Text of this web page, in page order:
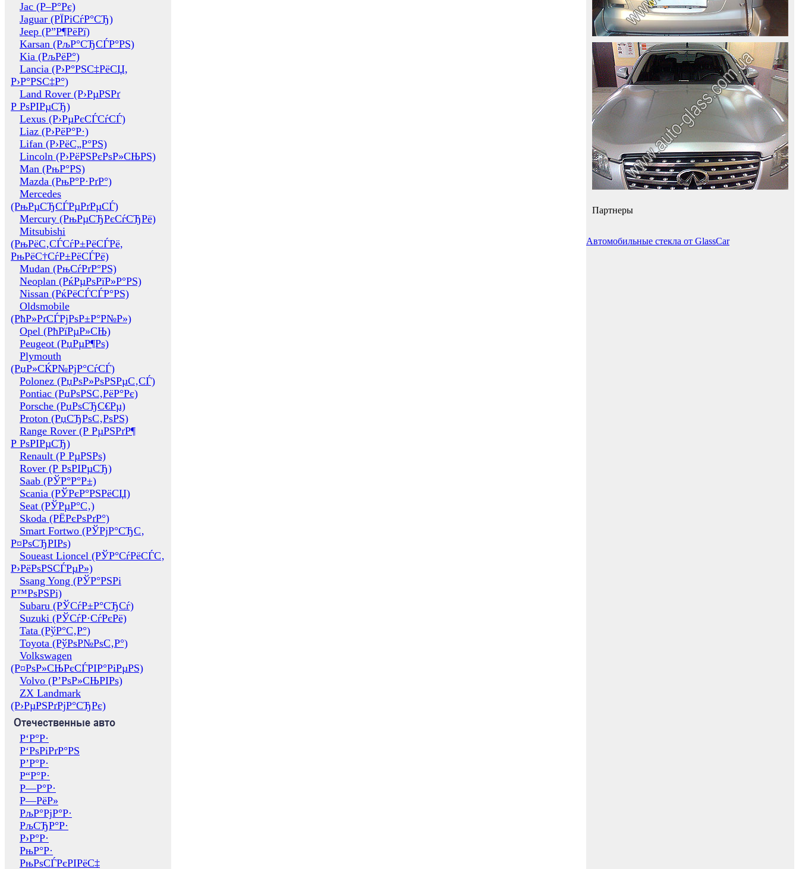
Jac (Р–Р°Рє)
Jaguar (РЇРіСѓР°СЂ)
Jeep (Р”Р¶РёРї)
Karsan (РљР°СЂСЃР°РЅ)
Kia (РљРёР°)
Lancia (Р›Р°РЅС‡РёСЏ,
Р›Р°РЅС‡Р°)
Land Rover (Р›РµРЅРґ
Р РѕРІРµСЂ)
Lexus (Р›РµРєСЃСѓСЃ)
Liaz (Р›РёР°Р·)
Lifan (Р›РёС„Р°РЅ)
Lincoln (Р›РёРЅРєРѕР»СЊРЅ)
Man (РњР°РЅ)
Mazda (РњР°Р·РґР°)
Mercedes
(РњРµСЂСЃРµРґРµСЃ)
Mercury (РњРµСЂРєСѓСЂРё)
Mitsubishi
(РњРёС‚СЃСѓР±РёСЃРё,
РњРёС†СѓР±РёСЃРё)
Mudan (РњСѓРґР°РЅ)
Neoplan (РќРµРѕРїР»Р°РЅ)
Nissan (РќРёСЃСЃР°РЅ)
Oldsmobile
(РћР»РґСЃРјРѕР±Р°Р№Р»)
Opel (РћРїРµР»СЊ)
Peugeot (РџРµР¶Рѕ)
Plymouth
(РџР»СЌР№РјР°СѓСЃ)
Polonez (РџРѕР»РѕРЅРµС‚СЃ)
Pontiac (РџРѕРЅС‚РёР°Рє)
Porsche (РџРѕСЂС€Рµ)
Proton (РџСЂРѕС‚РѕРЅ)
Range Rover (Р РµРЅРґР¶
Р РѕРІРµСЂ)
Renault (Р РµРЅРѕ)
Rover (Р РѕРІРµСЂ)
Saab (РЎР°Р°Р±)
Scania (РЎРєР°РЅРёСЏ)
Seat (РЎРµР°С‚)
Skoda (РЁРєРѕРґР°)
Smart Fortwo (РЎРјР°СЂС‚
Р¤РѕСЂРІРѕ)
Soueast Lioncel (РЎР°СѓРёСЃС‚
Р›РёРѕРЅСЃРµР»)
Ssang Yong (РЎР°РЅРі
Р™РѕРЅРі)
Subaru (РЎСѓР±Р°СЂСѓ)
Suzuki (РЎСѓР·СѓРєРё)
Tata (РўР°С‚Р°)
Toyota (РўРѕР№РѕС‚Р°)
Volkswagen
(Р¤РѕР»СЊРєСЃРІР°РіРµРЅ)
Volvo (Р’РѕР»СЊРІРѕ)
ZX Landmark
(Р›РµРЅРґРјР°СЂРє)
Отечественные авто
Р‘Р°Р·
Р‘РѕРіРґР°РЅ
Р’Р°Р·
Р“Р°Р·
Р—Р°Р·
Р—РёР»
РљР°РјР°Р·
РљСЂР°Р·
Р›Р°Р·
РњР°Р·
РњРѕСЃРєРІРёС‡
Партнеры
Автомобильные стекла от GlassCar